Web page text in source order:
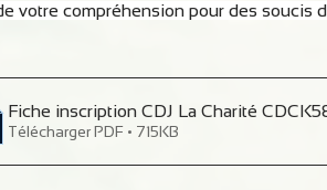
votre compréhension pour des soucis
Fiche inscription CDJ La Charité
Télécharger PDF • 715KB